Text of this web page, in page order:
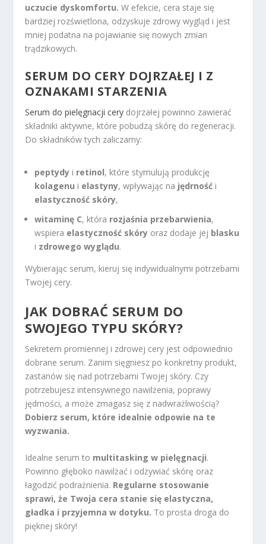
uczucie dyskomfortu. W efekcie, cera staje się
bardziej rozświetlona, odzyskuje zdrowy wygląd i jest
mniej podatna na pojawianie się nowych zmian
trądzikowych.
SERUM DO CERY DOJRZAŁEJ I Z
OZNAKAMI STARZENIA
Serum do pielęgnacji cery dojrzałej powinno zawierać
składniki aktywne, które pobudzą skórę do regeneracji.
Do składników tych zaliczamy:
peptydy i retinol, które stymulują produkcję
kolagenu i elastyny, wpływając na jędrność i
elastyczność skóry,
witaminę C, która rozjaśnia przebarwienia,
wspiera elastyczność skóry oraz dodaje jej blasku
i zdrowego wyglądu.
Wybierając serum, kieruj się indywidualnymi potrzebami
Twojej cery.
JAK DOBRAĆ SERUM DO
SWOJEGO TYPU SKÓRY?
Sekretem promiennej i zdrowej cery jest odpowiednio
dobrane serum. Zanim sięgniesz po konkretny produkt,
zastanów się nad potrzebami Twojej skóry. Czy
potrzebujesz intensywnego nawilżenia, poprawy
jędrności, a może zmagasz się z nadwrażliwością?
Dobierz serum, które idealnie odpowie na te
wyzwania.
Idealne serum to multitasking w pielęgnacji.
Powinno głęboko nawilżać i odżywiać skórę oraz
łagodzić podrażnienia. Regularne stosowanie
sprawi, że Twoja cera stanie się elastyczna,
gładka i przyjemna w dotyku. To prosta droga do
pięknej skóry!